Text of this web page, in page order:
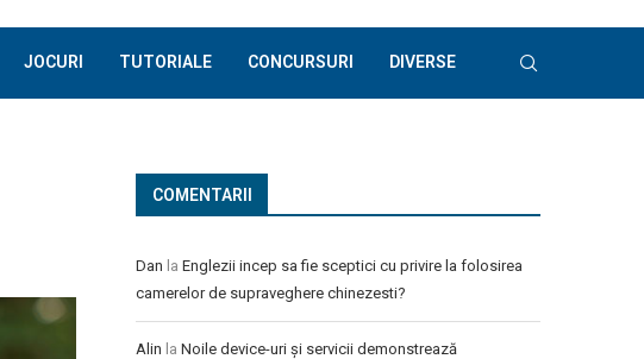
JOCURI TUTORIALE CONCURSURI DIVERSE
COMENTARII
Dan la Englezii incep sa fie sceptici cu privire la folosirea
camerelor de supraveghere chinezesti?
Alin la Noile device-uri și servicii demonstrează